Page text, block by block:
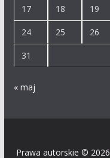
17 18 19
24 25 26
31
« maj
Prawa autorskie © 2026